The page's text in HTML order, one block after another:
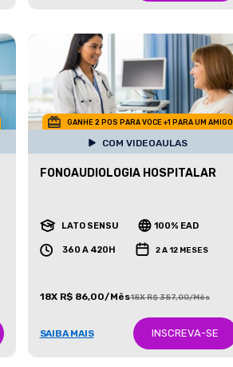
GANHE 2 POS PARA VOCE +1 PARA UM AMIGO
COM VIDEOAULAS
FONOAUDIOLOGIA HOSPITALAR
LATO SENSU 100% EAD
360 A 420H 2 A 12 MESES
18X R$ 86,00/Mês18X R$ 387,00/Mês
SAIBA MAIS INSCREVA-SE